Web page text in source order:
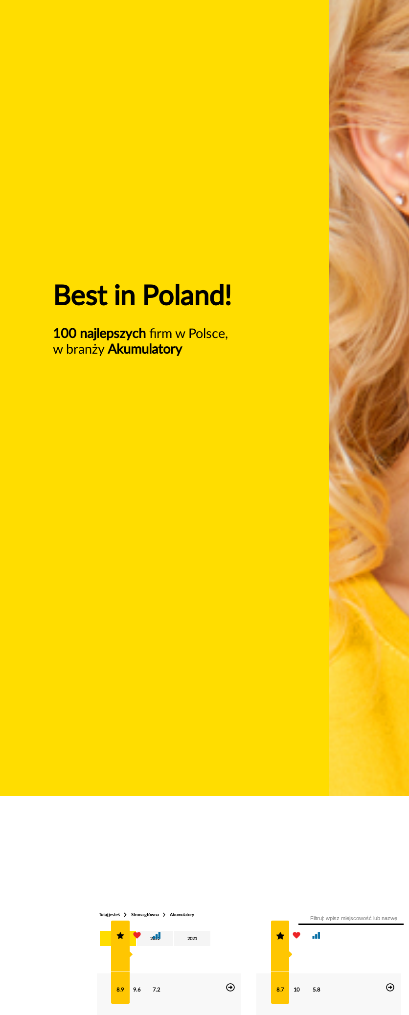
Best in Poland!
100 najlepszychfirm w Polsce,
w branży Akumulatory
Tutaj jesteś Strona główna Akumulatory
2025 2022 2021
8.9 9.6 7.2 8.7 10 5.8